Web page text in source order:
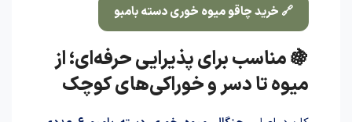
🔗 خرید چاقو میوه خوری دسته بامبو
🍇 مناسب برای پذیرایی حرفه‌ای؛ از
میوه تا دسر و خوراکی‌های کوچک